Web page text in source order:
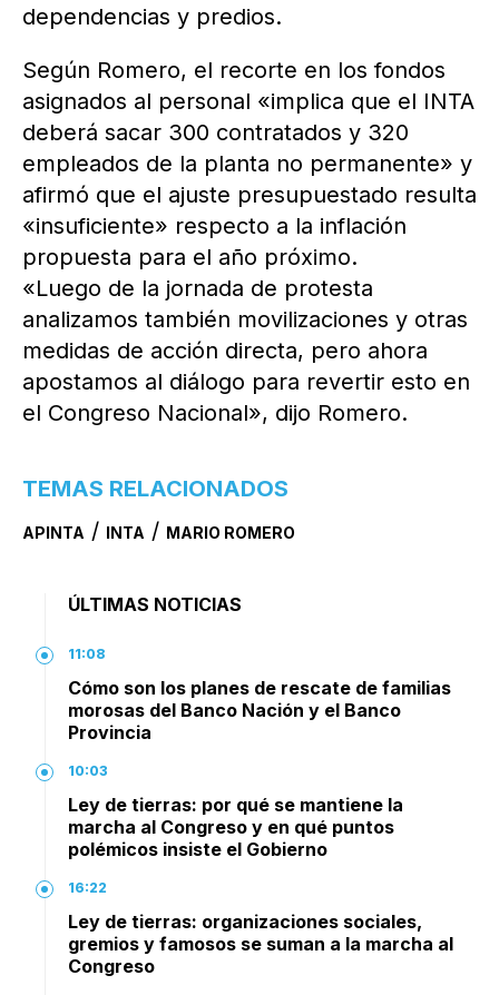
dependencias y predios.
Según Romero, el recorte en los fondos
asignados al personal «implica que el INTA
deberá sacar 300 contratados y 320
empleados de la planta no permanente» y
afirmó que el ajuste presupuestado resulta
«insuficiente» respecto a la inflación
propuesta para el año próximo.
«Luego de la jornada de protesta
analizamos también movilizaciones y otras
medidas de acción directa, pero ahora
apostamos al diálogo para revertir esto en
el Congreso Nacional», dijo Romero.
TEMAS RELACIONADOS
APINTA / INTA / MARIO ROMERO
ÚLTIMAS NOTICIAS
11:08
Cómo son los planes de rescate de familias
morosas del Banco Nación y el Banco
Provincia
10:03
Ley de tierras: por qué se mantiene la
marcha al Congreso y en qué puntos
polémicos insiste el Gobierno
16:22
Ley de tierras: organizaciones sociales,
gremios y famosos se suman a la marcha al
Congreso